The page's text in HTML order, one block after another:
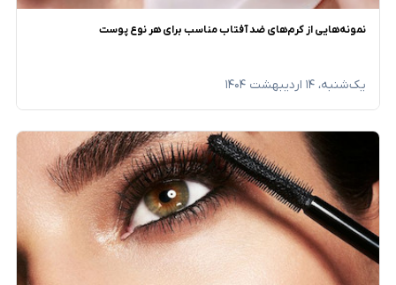
نمونه‌هایی از کرم‌های ضد آفتاب مناسب برای هر نوع پوست
یک‌شنبه، ۱۴ اردیبهشت ۱۴۰۴